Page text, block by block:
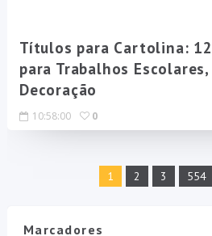
Títulos para Cartolina:
para Trabalhos
Decoração
10:58:00 0
1 2 3 554
Marcadores